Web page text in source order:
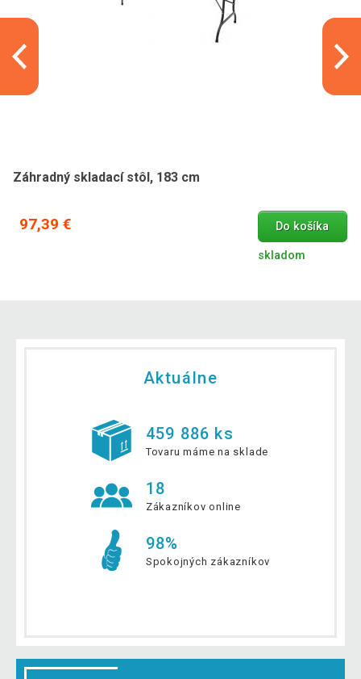
Záhradný skladací stôl, 183 cm
97,39 € Do košíka
skladom
Aktuálne
459 886 ks
Tovaru máme na sklade
18
Zákazníkov online
98%
Spokojných zákazníkov